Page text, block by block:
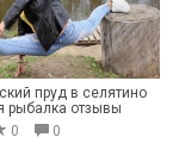
пруд в селятино
рыбалка отзывы
0 0